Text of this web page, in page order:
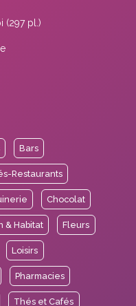
(297 pl.)
Bars
Restaurants
Chocolat
& Habitat Fleurs
Loisirs
Pharmacies
Thés et Cafés